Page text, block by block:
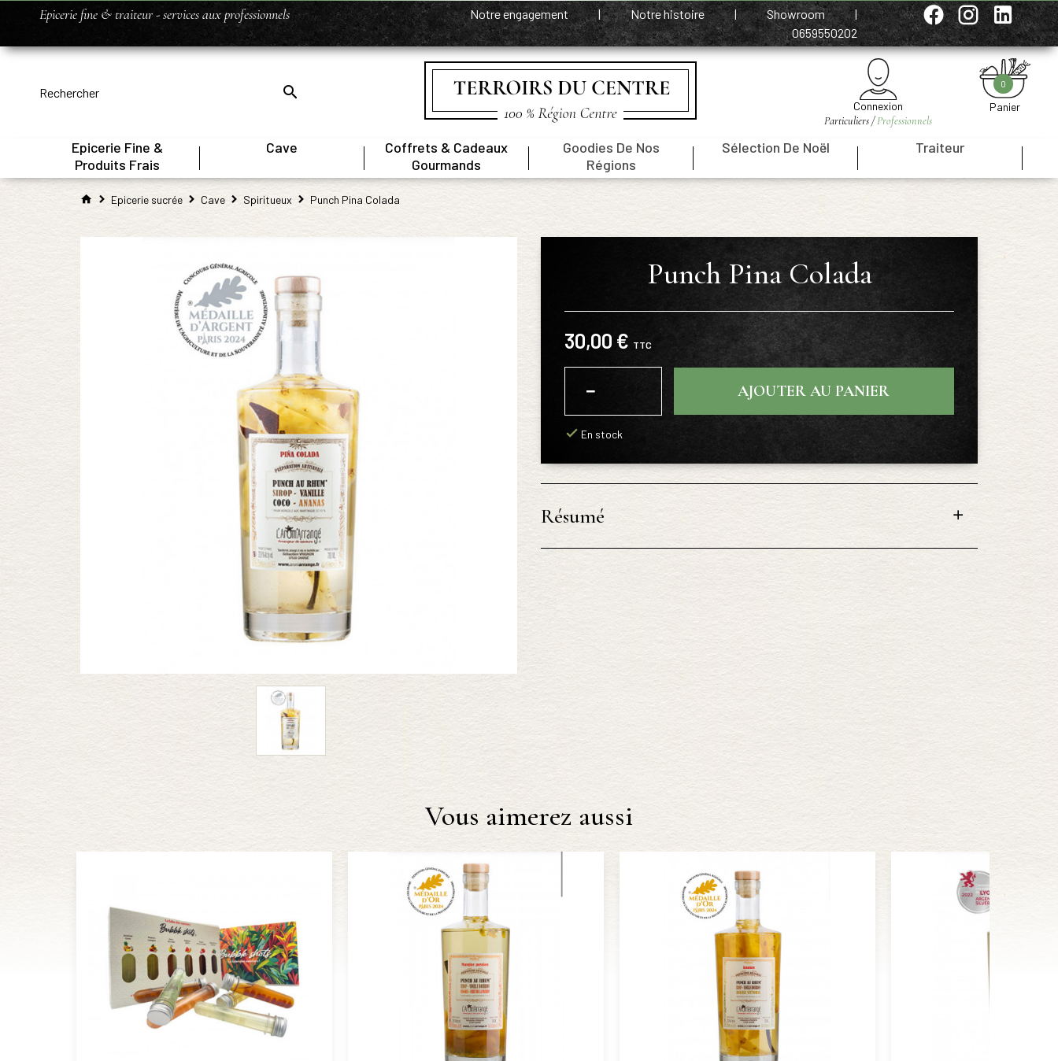
Epicerie fine & traiteur - services aux professionnels Notre engagement | Notre histoire | Showroom
|
0659550202
Connexion
Particuliers /Professionnels
Panier
0
Epicerie Fine &
Produits Frais
Cave
Coffrets & Cadeaux
Gourmands
Goodies De Nos
Régions
Sélection De Noël Traiteur
Epicerie sucrée Cave Spiritueux Punch Pina Colada
Punch Pina Colada
30,00 € TTC
−
+
AJOUTER AU PANIER
En stock
Résumé
Vous aimerez aussi